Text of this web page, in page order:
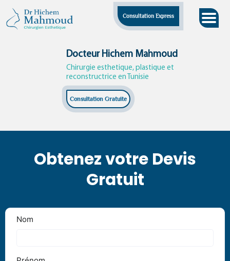
content
Consultation Express
Docteur Hichem Mahmoud
Chirurgie esthetique, plastique et
reconstructrice en Tunisie
Consultation Gratuite
Obtenez votre Devis
Gratuit